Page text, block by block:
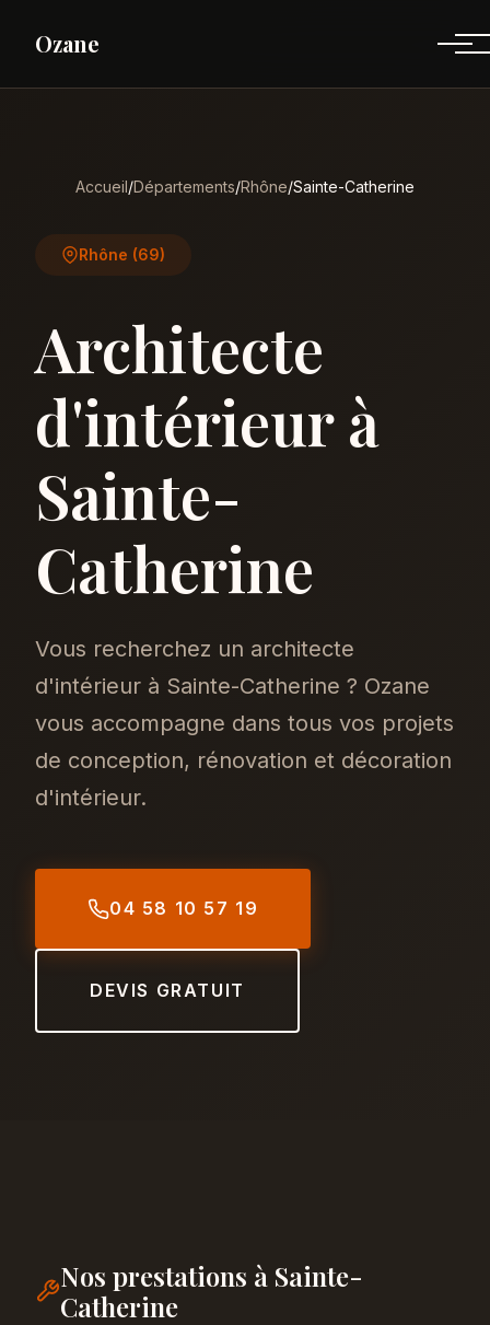
Ozane
Accueil/Départements/Rhône/Sainte-Catherine
Rhône (69)
Architecte
d'intérieur à
Sainte-
Catherine
Vous recherchez un architecte
d'intérieur à Sainte-Catherine ? Ozane
vous accompagne dans tous vos projets
de conception, rénovation et décoration
d'intérieur.
04 58 10 57 19
DEVIS GRATUIT
Nos prestations à Sainte-
Catherine